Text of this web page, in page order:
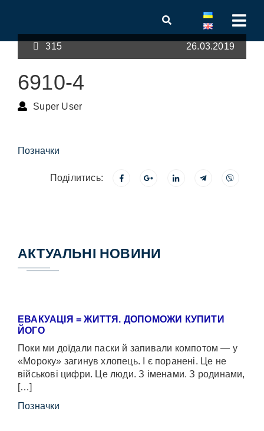
315 26.03.2019
6910-4
Super User
Позначки
Поділитись:
АКТУАЛЬНІ НОВИНИ
ЕВАКУАЦІЯ = ЖИТТЯ. ДОПОМОЖИ КУПИТИ
ЙОГО
Поки ми доїдали паски й запивали компотом — у
«Мороку» загинув хлопець. І є поранені. Це не
військові цифри. Це люди. З іменами. З родинами,
[…]
Позначки